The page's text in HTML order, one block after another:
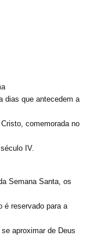
dias que antecedem a
comemorada no
IV.
Semana Santa, os
é reservado para a
aproximar de Deus